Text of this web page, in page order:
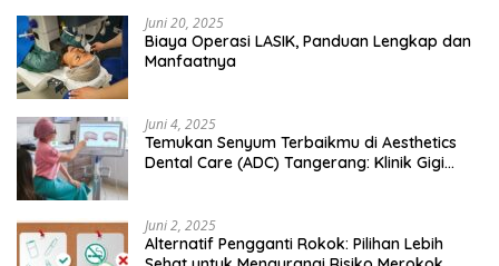
Juni 20, 2025
Biaya Operasi LASIK, Panduan Lengkap dan
Manfaatnya
Juni 4, 2025
Temukan Senyum Terbaikmu di Aesthetics
Dental Care (ADC) Tangerang: Klinik Gigi
Juni 2, 2025
Alternatif Pengganti Rokok: Pilihan Lebih